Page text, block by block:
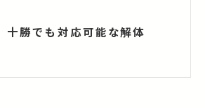
十勝でも対応可能な解体